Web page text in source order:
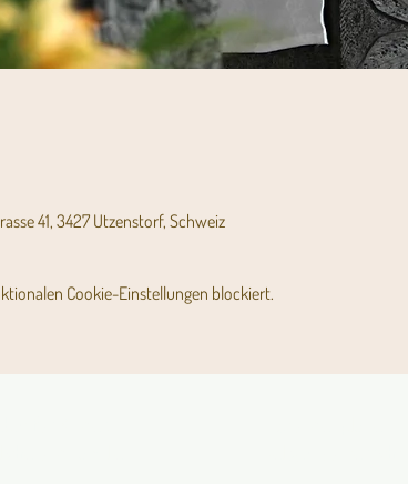
41, 3427 Utzenstorf, Schweiz
Cookie-Einstellungen blockiert.